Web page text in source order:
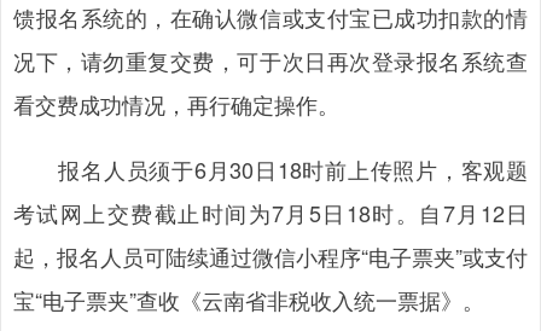
馈报名系统的，在确认微信或支付宝已成功扣款的情
况下，请勿重复交费，可于次日再次登录报名系统查
看交费成功情况，再行确定操作。
报名人员须于6月30日18时前上传照片，客观题
考试网上交费截止时间为7月5日18时。自7月12日
起，报名人员可陆续通过微信小程序“电子票夹”或支付
宝“电子票夹”查收《云南省非税收入统一票据》。